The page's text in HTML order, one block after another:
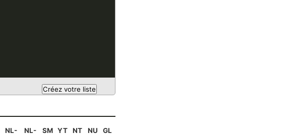
NL-
NL-
SM YT NT NU GL